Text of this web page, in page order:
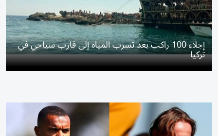
إجلاء 100 راكب بعد تسرب المياه إلى قارب سياحي في
تركيا